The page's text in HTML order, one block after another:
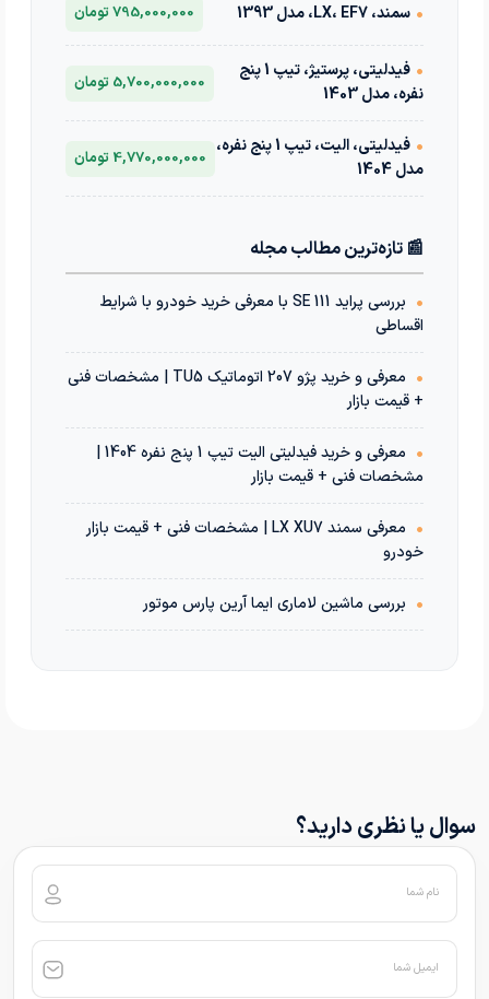
• سمند، LX، EF7، مدل 1393 795,000,000 تومان
•
فیدلیتی، پرستیژ، تیپ 1 پنج
نفره، مدل 1403
5,700,000,000 تومان
•
فیدلیتی، الیت، تیپ 1 پنج نفره،
مدل 1404
4,770,000,000 تومان
📰 تازه‌ترین مطالب مجله
•
بررسی پراید 111 SE با معرفی خرید خودرو با شرایط
اقساطی
•
معرفی و خرید پژو 207 اتوماتیک TU5 | مشخصات فنی
+ قیمت بازار
•
معرفی و خرید فیدلیتی الیت تیپ 1 پنج نفره 1404 |
مشخصات فنی + قیمت بازار
•
معرفی سمند LX XU7 | مشخصات فنی + قیمت بازار
خودرو
• بررسی ماشین لاماری ایما آرین پارس موتور
سوال یا نظری دارید؟
نام شما
ایمیل شما